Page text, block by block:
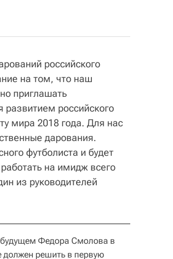
российского
на том, что наш
приглашать
развитием российского
мира 2018 года. Для нас
дарования.
футболиста и будет
на имидж всего
из руководителей
будущем Федора Смолова в
должен решить в первую